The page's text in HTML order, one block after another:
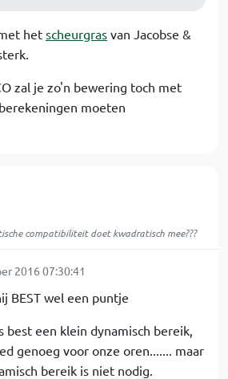
het scheurgras van Jacobse &
zal je zo'n bewering toch met
moeten
compatibiliteit doet kwadratisch mee???
2016 07:30:41
BEST wel een puntje
best een klein dynamisch bereik,
genoeg voor onze oren....... maar
bereik is niet nodig.